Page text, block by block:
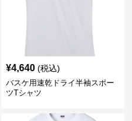
¥4,640 (税込)
バスケ用速乾ドライ半袖スポー
ツTシャツ